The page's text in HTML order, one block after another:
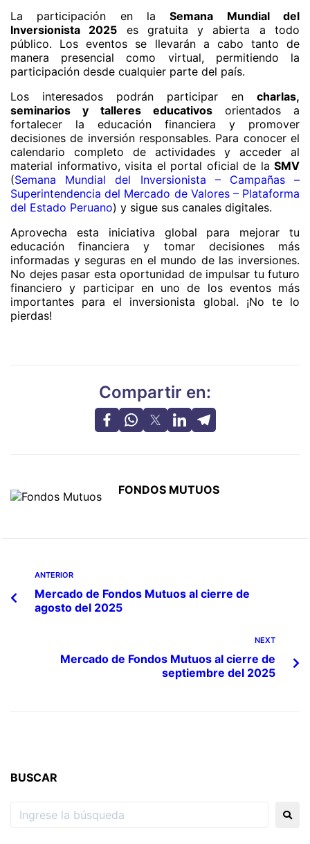
La participación en laSemana Mundial del
Inversionista 2025 es gratuita y abierta a todo
público. Los eventos se llevarán a cabo tanto de
manera presencial como virtual, permitiendo la
participación desde cualquier parte del país.
Los interesados podrán participar en charlas,
seminarios y talleres educativos orientados a
fortalecer la educación financiera y promover
decisiones de inversión responsables. Para conocer el
calendario completo de actividades y acceder al
material informativo, visita el portal oficial de la SMV
(Semana Mundial del Inversionista – Campañas –
Superintendencia del Mercado de Valores – Plataforma
del Estado Peruano) y sigue sus canales digitales.
Aprovecha esta iniciativa global para mejorar tu
educación financiera y tomar decisiones más
informadas y seguras en el mundo de las inversiones.
No dejes pasar esta oportunidad de impulsar tu futuro
financiero y participar en uno de los eventos más
importantes para el inversionista global. ¡No te lo
pierdas!
Compartir en:
FONDOS MUTUOS
ANTERIOR
Mercado de Fondos Mutuos al cierre de
agosto del 2025
NEXT
Mercado de Fondos Mutuos al cierre de
septiembre del 2025
BUSCAR